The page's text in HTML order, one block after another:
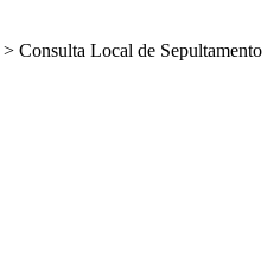
> Consulta Local de Sepultamento